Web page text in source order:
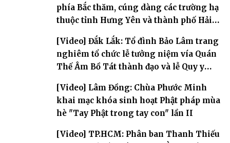
phía Bắc thăm, cúng dàng các trường hạ
thuộc tỉnh Hưng Yên và thành phố Hải
[Video] Đắk Lắk: Tổ đình Bảo Lâm trang
nghiêm tổ chức lễ tưởng niệm vía Quán
Thế Âm Bồ Tát thành đạo và lễ Quy y
[Video] Lâm Đồng: Chùa Phước Minh
khai mạc khóa sinh hoạt Phật pháp mùa
hè "Tay Phật trong tay con" lần II
[Video] TP.HCM: Phân ban Thanh Thiếu